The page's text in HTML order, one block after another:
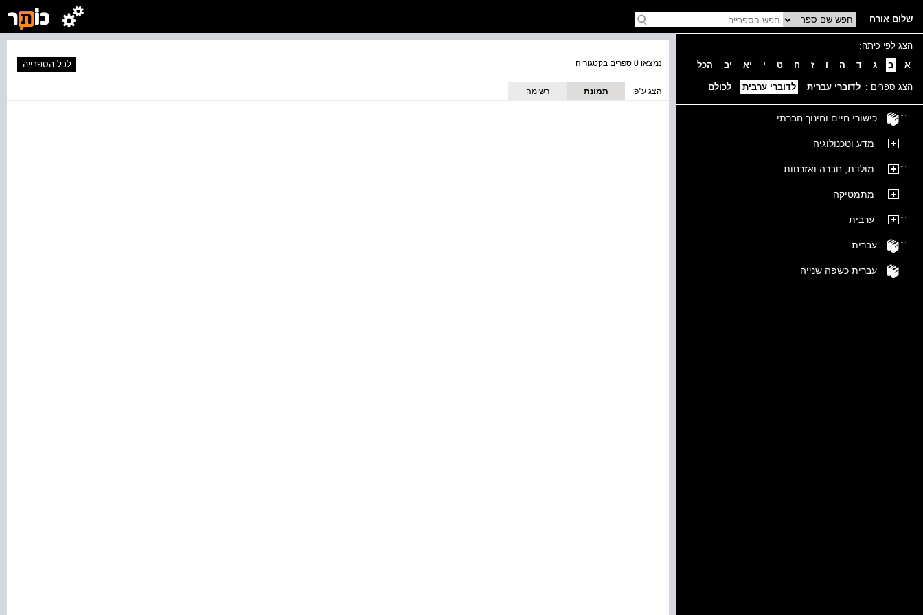
שלום אורח
הצג לפי כיתה:
א
ב ג ד ה ו ז ח ט י יא יב הכל
הצג ספרים : לדוברי עברית לדוברי ערבית לכולם
כישורי חיים וחינוך חברתי
מדע וטכנולוגיה
מולדת, חברה ואזרחות
מתמטיקה
ערבית
עברית
עברית כשפה שנייה
נמצאו 0 ספרים בקטגוריה לכל הספרייה
הצג ע''פ:
תמונת
רשימה